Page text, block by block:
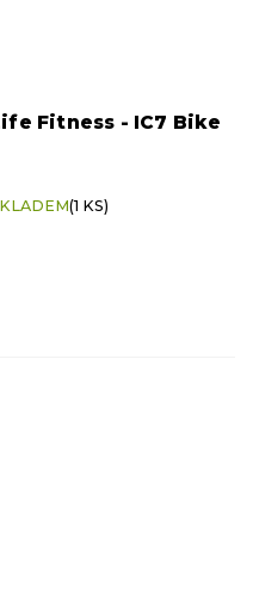
Fitness - IC7 Bike
(1 KS)